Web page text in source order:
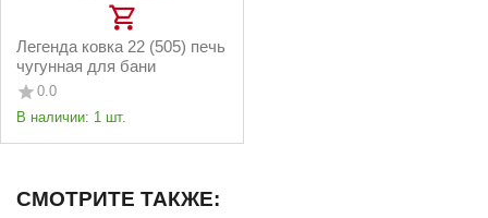
Легенда ковка 22 (505) печь
чугунная для бани
0.0
В наличии: 1 шт.
СМОТРИТЕ ТАКЖЕ: